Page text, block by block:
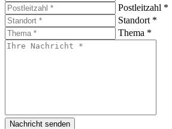
Postleitzahl *
Standort *
Thema *
Nachricht senden